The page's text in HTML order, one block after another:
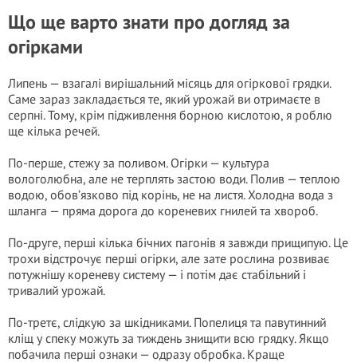
Що ще варто знати про догляд за
огірками
Липень — взагалі вирішальний місяць для огіркової грядки.
Саме зараз закладається те, який урожай ви отримаєте в
серпні. Тому, крім підживлення борною кислотою, я роблю
ще кілька речей.
По-перше, стежу за поливом. Огірки — культура
вологолюбна, але не терплять застою води. Полив — теплою
водою, обов’язково під корінь, не на листя. Холодна вода з
шланга — пряма дорога до кореневих гнилей та хвороб.
По-друге, перші кілька бічних пагонів я завжди прищипую. Це
трохи відстрочує перші огірки, але зате рослина розвиває
потужнішу кореневу систему — і потім дає стабільний і
тривалий урожай.
По-третє, слідкую за шкідниками. Попелиця та павутинний
кліщ у спеку можуть за тиждень знищити всю грядку. Якщо
побачила перші ознаки — одразу обробка. Краще